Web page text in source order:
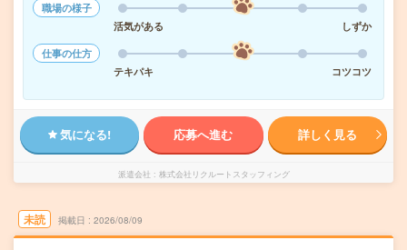
職場の様子
活気がある
しずか
仕事の仕方
テキパキ
コツコツ
気になる! 応募へ進む 詳しく見る
派遣会社 株式会社リクルートスタッフィング
未読 掲載日 2026/08/09